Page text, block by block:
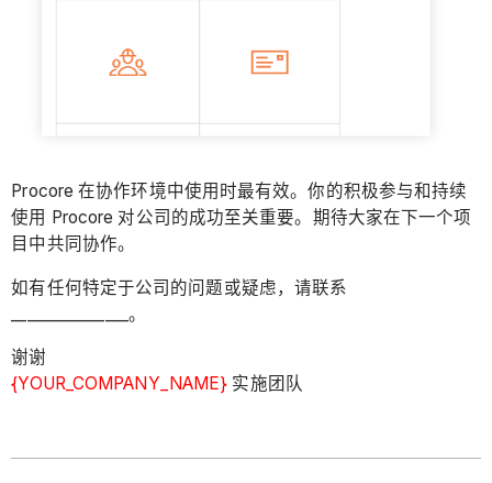
Procore 在协作环境中使用时最有效。你的积极参与和持续
使用 Procore 对公司的成功至关重要。期待大家在下一个项
目中共同协作。
如有任何特定于公司的问题或疑虑，请联系
_______________。
谢谢
{YOUR_COMPANY_NAME} 实施团队